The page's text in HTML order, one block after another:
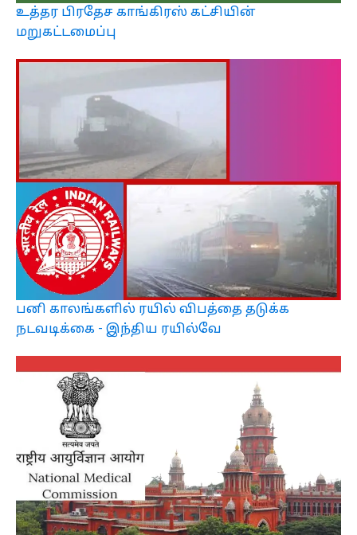
உத்தர பிரதேச காங்கிரஸ் கட்சியின்
மறுகட்டமைப்பு
பனி காலங்களில் ரயில் விபத்தை தடுக்க
நடவடிக்கை - இந்திய ரயில்வே